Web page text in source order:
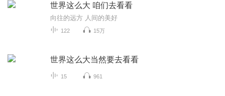
世界这么大 咱们去看看
向往的远方 人间的美好
122 15万
世界这么大当然要去看看
15 961